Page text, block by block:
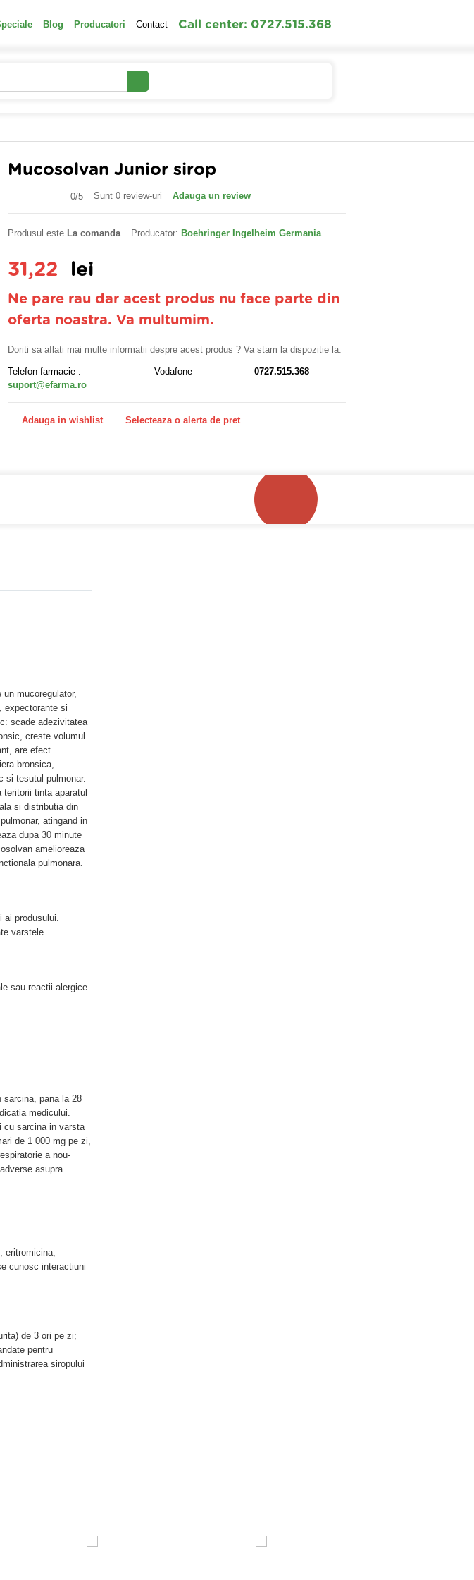
Blog Producatori Contact Call center: 0727.515.368
Mucosolvan Junior sirop
0/5 Sunt 0 review-uri Adauga un review
Produsul este La comanda Producator: Boehringer Ingelheim Germania
31,22 lei
Ne pare rau dar acest produs nu face parte din
oferta noastra. Va multumim.
Doriti sa aflati mai multe informatii despre acest produs ? Va stam la dispozitie la:
Telefon farmacie : Vodafone
0727.515.368
suport@efarma.ro
Adauga in wishlist Selecteaza o alerta de pret
mucoregulator,
expectorante si
scade adezivitatea
creste volumul
are efect
bronsica,
si tesutul pulmonar.
tinta aparatul
si distributia din
atingand in
dupa 30 minute
amelioreaza
pulmonara.
ai produsului.
varstele.
sau reactii alergice
sarcina, pana la 28
medicului.
cu sarcina in varsta
de 1 000 mg pe zi,
a nou-
asupra
eritromicina,
cunosc interactiuni
de 3 ori pe zi;
pentru
siropului